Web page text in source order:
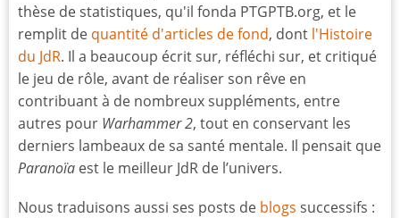
thèse de statistiques, qu'il fonda PTGPTB.org, et le
remplit de quantité d'articles de fond, dont l'Histoire
du JdR. Il a beaucoup écrit sur, réfléchi sur, et critiqué
le jeu de rôle, avant de réaliser son rêve en
contribuant à de nombreux suppléments, entre
autres pour Warhammer 2, tout en conservant les
derniers lambeaux de sa santé mentale. Il pensait que
Paranoïa est le meilleur JdR de l’univers.
Nous traduisons aussi ses posts de blogs successifs :